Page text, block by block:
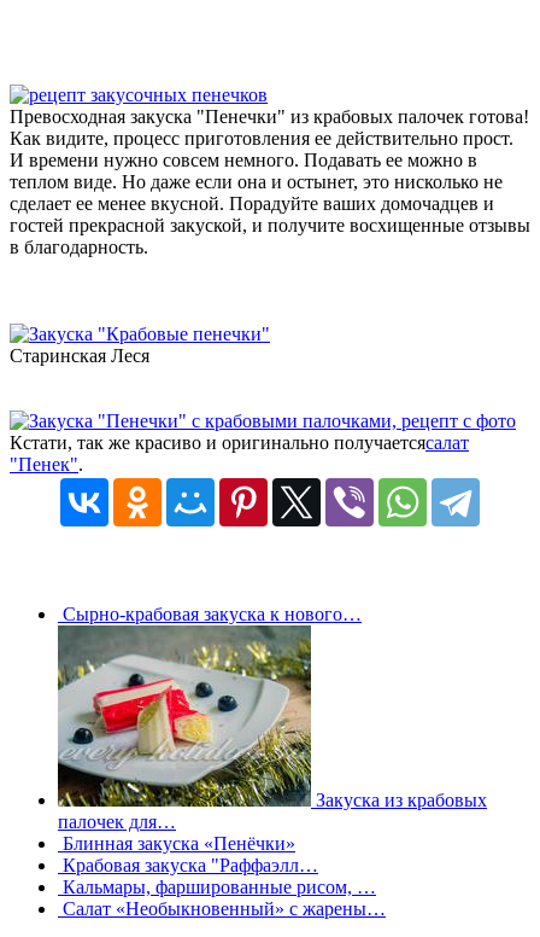
Превосходная закуска "Пенечки" из крабовых палочек готова!
Как видите, процесс приготовления ее действительно прост.
И времени нужно совсем немного. Подавать ее можно в
теплом виде. Но даже если она и остынет, это нисколько не
сделает ее менее вкусной. Порадуйте ваших домочадцев и
гостей прекрасной закуской, и получите восхищенные отзывы
в благодарность.
Старинская Леся
Кстати, так же красиво и оригинально получаетсясалат
"Пенек".
Сырно-крабовая закуска к нового…
Закуска из крабовых
палочек для…
Блинная закуска «Пенёчки»
Крабовая закуска "Раффаэлл…
Кальмары, фаршированные рисом, …
Салат «Необыкновенный» с жарены…